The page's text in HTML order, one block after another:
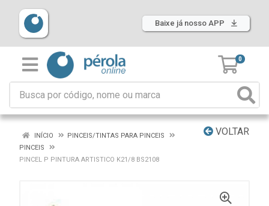
Baixe já nosso APP
0
VOLTAR
INÍCIO
PINCEIS/TINTAS PARA PINCEIS
PINCEIS
PINCEL P PINTURA ARTISTICO K21/8 BS2108